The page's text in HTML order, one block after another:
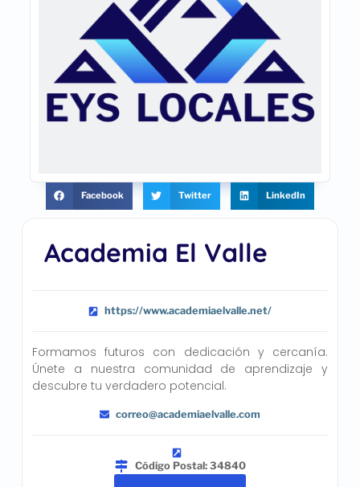
Academia El Valle
https://www.academiaelvalle.net/
Formamos futuros con dedicación y cercanía.
Únete a nuestra comunidad de aprendizaje y
descubre tu verdadero potencial.
correo@academiaelvalle.com
Código Postal: 34840
Facebook Twitter LinkedIn